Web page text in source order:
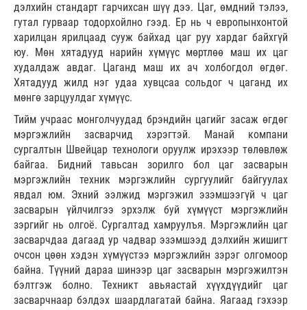
дэлхийн стандарт гарчихсан шүү дээ. Цаг, өмдний тэлээ,
гутал гурваар тодорхойлно гээд. Ер нь ч европынхонтой
харилцан ярилцаад сууж байхад цаг руу хардаг байхгүй
юу. Мөн хятадууд нарийн хүмүүс мөртлөө маш их цаг
худалдаж авдаг. Цаганд маш их ач холбогдол өгдөг.
Хятадууд жилд нэг удаа хувцсаа сольдог ч цаганд их
мөнгө зарцуулдаг хүмүүс.
Тийм учраас монголчуудад брэндийн цагийг засаж өгдөг
мэргэжлийн засварчид хэрэгтэй. Манай компани
сургалтын Швейцар технологи оруулж ирэхээр төлөвлөж
байгаа. Бидний тавьсан зорилго бол цаг засварын
мэргэжлийн техник мэргэжлийн сургуулийг байгуулах
явдал юм. Эхний ээлжид мэргэжил эзэмшээгүй ч цаг
засварын үйлчилгээ эрхэлж буй хүмүүст мэргэжлийн
зэргийг нь олгоё. Сургалтад хамруулъя. Мэргэжлийн цаг
засварчдаа дагаад ур чадвар эзэмшээд дэлхийн жишигт
очсон цөөн хэдэн хүмүүстээ мэргэжлийн зэрэг олгомоор
байна. Түүний дараа шинээр цаг засварын мэргэжилтэн
бэлтгэж болно. Техникт авьяастай хүүхдүүдийг цаг
засварчнаар бэлдэх шаардлагатай байна. Яагаад гэхээр